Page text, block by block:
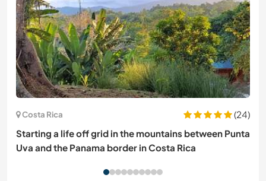
Costa Rica
(24)
Starting a life off grid in the mountains between Punta
Uva and the Panama border in Costa Rica